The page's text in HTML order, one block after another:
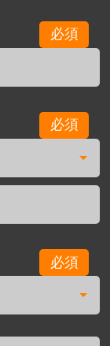
必須
必須
必須